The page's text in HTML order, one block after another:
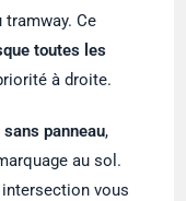
tramway. Ce
toutes les
à droite.
panneau,
au sol.
intersection vous